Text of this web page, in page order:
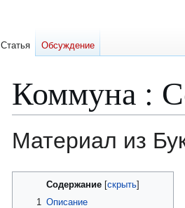
Коммуна :
Материал из
Перейти
Перейти
Содержание
1 Описание
Статья Обсуждение